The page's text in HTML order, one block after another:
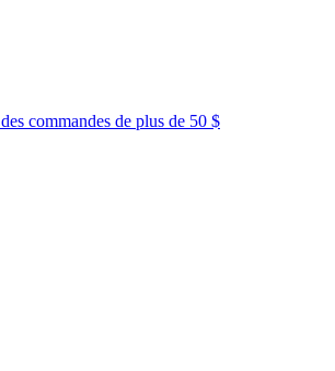
des commandes de plus de 50 $